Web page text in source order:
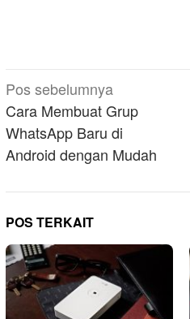
Navigasi
pos
Pos sebelumnya
Cara Membuat Grup
WhatsApp Baru di
Android dengan Mudah
POS TERKAIT